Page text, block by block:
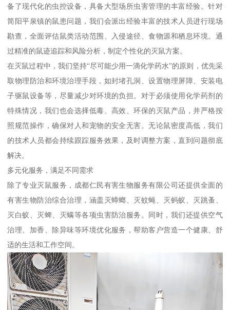
备了现代化的虫控设备，具备大型场所虫害管理的丰富经验。针对
简阳平泉镇的鼠患问题，我们会派出经验丰富的技术人员进行现场
勘查，全面评估鼠类活动范围、入侵途径、食物源和栖息环境。通
过精准的鼠迹追踪和风险分析，制定个性化的灭鼠方案。
在灭鼠过程中，我们坚持“尽可能少用一滴化学药水”的原则，优先采
取物理防治和环境治理手段，如封堵孔洞、设置物理屏障、安装电
子驱鼠设备等，尽量减少对环境的负担。对于必须使用化学药剂的
特殊情况，我们也会选择低毒、高效、环保的灭鼠产品，并严格按
照规范操作，确保对人和宠物的安全无害。无论鼠密度高低，我们
的技术人员都会持续跟踪服务效果，及时调整方案，直到问题彻底
解决。
多元化服务，满足不同需求
除了专业灭鼠服务，成都仁民有害生物服务有限公司还提供全面的
有害生物防治综合治理，涵盖灭蟑螂、灭蚊蝇、灭蚂蚁、灭跳蚤、
灭白蚁、灭蜱、灭螨等各项虫害防治服务。同时，我们还提供空气
治理、加香、除异味等环境优化服务，帮助客户营造一个健康、舒
适的生活和工作空间。